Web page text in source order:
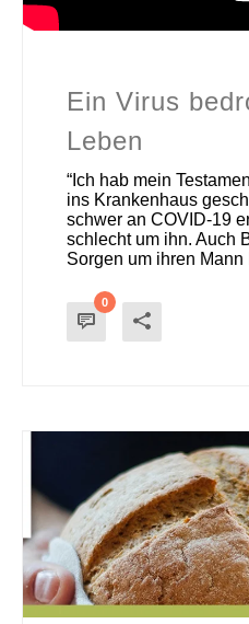
Ein Virus
Leben
“Ich hab mein
ins Krankenhaus
schwer an COVID-19
schlecht um ihn. Auch
Sorgen um ihren Mann
0